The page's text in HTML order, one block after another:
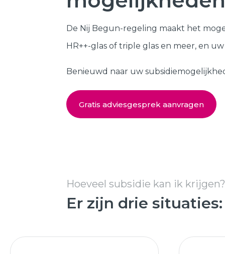
De Nij Begun-regeling maakt het
HR++-glas of triple glas en meer, en
Benieuwd naar uw
Gratis adviesgesprek aanvragen
Hoeveel subsidie kan ik krijgen?
Er zijn drie situaties:
Samenstellen
SHOWROOM BEZOEKEN